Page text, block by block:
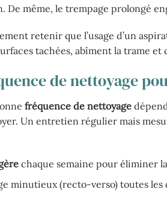
De même, le trempage prolongé
retenir que l’usage d’un
tachées, abîment la trame
de nettoyage
fréquence de nettoyage
Un entretien régulier mais
chaque semaine pour éliminer
minutieux (recto-verso) toutes les